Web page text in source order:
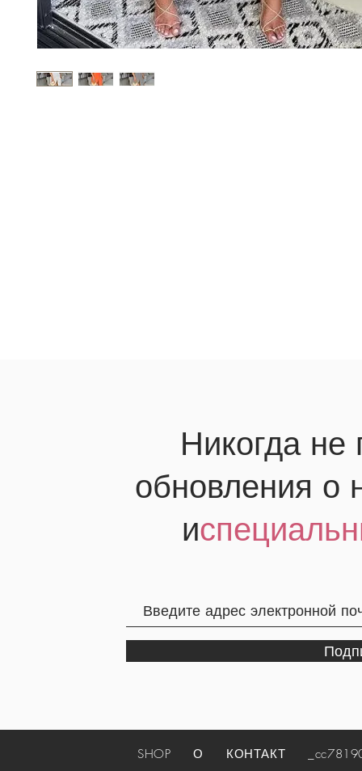
Никогда не
обновления о
и
SHOP О КОНТАКТ